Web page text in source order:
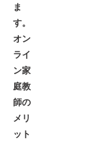
ま
す。
オン
ライ
ン家
庭教
師の
メリ
ット